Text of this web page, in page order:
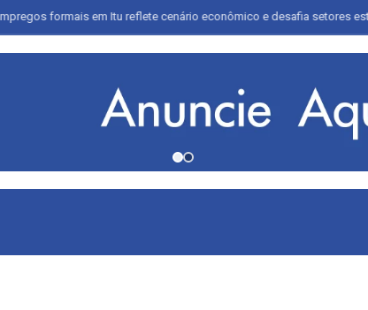
em Itu reflete cenário econômico e desafia setores